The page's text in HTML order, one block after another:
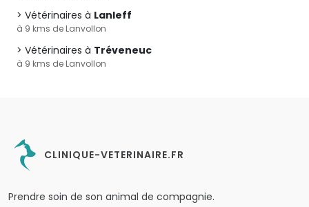
Vétérinaires à Lanleff
à 9 kms de Lanvollon
Vétérinaires à Tréveneuc
à 9 kms de Lanvollon
CLINIQUE-VETERINAIRE.FR
Prendre soin de son animal de compagnie.